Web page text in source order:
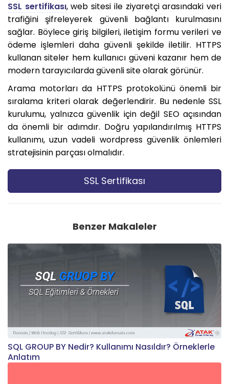
SSL sertifikası, web sitesi ile ziyaretçi arasındaki veri
trafiğini şifreleyerek güvenli bağlantı kurulmasını
sağlar. Böylece giriş bilgileri, iletişim formu verileri ve
ödeme işlemleri daha güvenli şekilde iletilir. HTTPS
kullanan siteler hem kullanıcı güveni kazanır hem de
modern tarayıcılarda güvenli site olarak görünür.
Arama motorları da HTTPS protokolünü önemli bir
sıralama kriteri olarak değerlendirir. Bu nedenle SSL
kurulumu, yalnızca güvenlik için değil SEO açısından
da önemli bir adımdır. Doğru yapılandırılmış HTTPS
kullanımı, uzun vadeli wordpress güvenlik önlemleri
stratejisinin parçası olmalıdır.
SSL Sertifikası
Benzer Makaleler
SQL GROUP BY Nedir? Kullanımı Nasıldır? Örneklerle
Anlatım